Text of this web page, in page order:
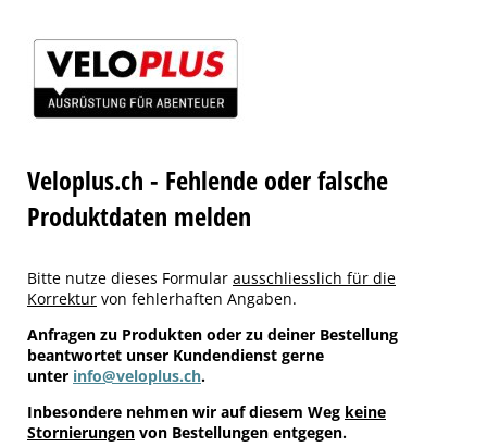
Veloplus.ch - Fehlende oder falsche
Produktdaten melden
Bitte nutze dieses Formular ausschliesslich für die
Korrektur von fehlerhaften Angaben.
Anfragen zu Produkten oder zu deiner Bestellung
beantwortet unser Kundendienst gerne
unter info@veloplus.ch.
Inbesondere nehmen wir auf diesem Weg keine
Stornierungen von Bestellungen entgegen.